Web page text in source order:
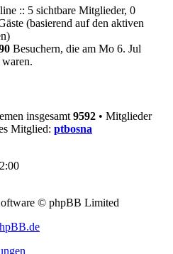
:: 5 sichtbare Mitglieder, 0
(basierend auf den aktiven
Besuchern, die am Mo 6. Jul
insgesamt 9592 • Mitglieder
Mitglied: ptbosna
© phpBB Limited